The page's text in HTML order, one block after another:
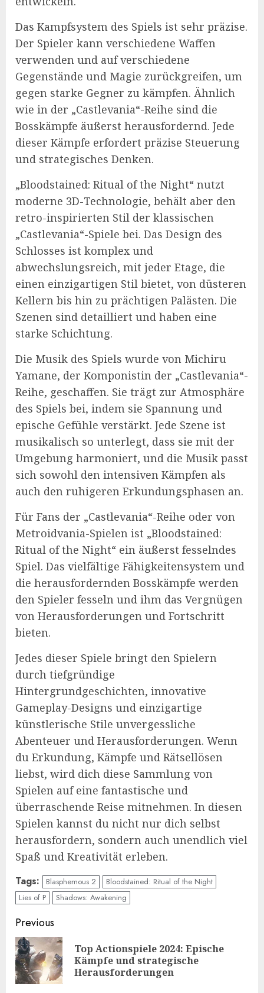
Das Kampfsystem des Spiels ist sehr präzise.
Der Spieler kann verschiedene Waffen
verwenden und auf verschiedene
Gegenstände und Magie zurückgreifen, um
gegen starke Gegner zu kämpfen. Ähnlich
wie in der „Castlevania“-Reihe sind die
Bosskämpfe äußerst herausfordernd. Jede
dieser Kämpfe erfordert präzise Steuerung
und strategisches Denken.
„Bloodstained: Ritual of the Night“ nutzt
moderne 3D-Technologie, behält aber den
retro-inspirierten Stil der klassischen
„Castlevania“-Spiele bei. Das Design des
Schlosses ist komplex und
abwechslungsreich, mit jeder Etage, die
einen einzigartigen Stil bietet, von düsteren
Kellern bis hin zu prächtigen Palästen. Die
Szenen sind detailliert und haben eine
starke Schichtung.
Die Musik des Spiels wurde von Michiru
Yamane, der Komponistin der „Castlevania“-
Reihe, geschaffen. Sie trägt zur Atmosphäre
des Spiels bei, indem sie Spannung und
epische Gefühle verstärkt. Jede Szene ist
musikalisch so unterlegt, dass sie mit der
Umgebung harmoniert, und die Musik passt
sich sowohl den intensiven Kämpfen als
auch den ruhigeren Erkundungsphasen an.
Für Fans der „Castlevania“-Reihe oder von
Metroidvania-Spielen ist „Bloodstained:
Ritual of the Night“ ein äußerst fesselndes
Spiel. Das vielfältige Fähigkeitensystem und
die herausfordernden Bosskämpfe werden
den Spieler fesseln und ihm das Vergnügen
von Herausforderungen und Fortschritt
bieten.
Jedes dieser Spiele bringt den Spielern
durch tiefgründige
Hintergrundgeschichten, innovative
Gameplay-Designs und einzigartige
künstlerische Stile unvergessliche
Abenteuer und Herausforderungen. Wenn
du Erkundung, Kämpfe und Rätsellösen
liebst, wird dich diese Sammlung von
Spielen auf eine fantastische und
überraschende Reise mitnehmen. In diesen
Spielen kannst du nicht nur dich selbst
herausfordern, sondern auch unendlich viel
Spaß und Kreativität erleben.
Tags: Blasphemous 2
Bloodstained: Ritual of the Night
Lies of P
Shadows: Awakening
Continue
Reading
Previous
Top Actionspiele 2024: Epische
Kämpfe und strategische
Herausforderungen